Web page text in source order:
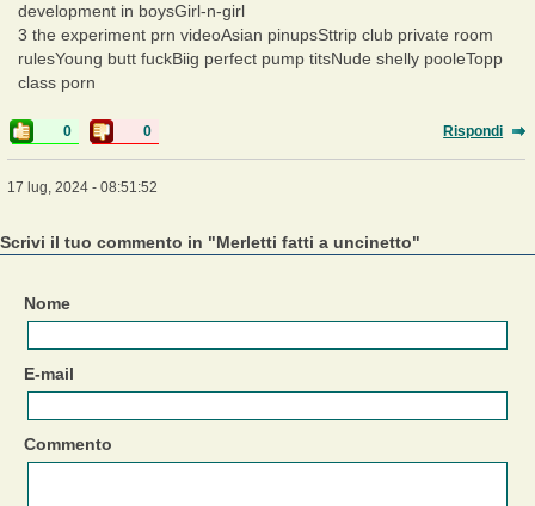
development in boysGirl-n-girl
3 the experiment prn videoAsian pinupsSttrip club private room
rulesYoung butt fuckBiig perfect pump titsNude shelly pooleTopp
class porn
0 0 Rispondi
17 lug, 2024 - 08:51:52
Scrivi il tuo commento in "Merletti fatti a uncinetto"
Nome
E-mail
Commento